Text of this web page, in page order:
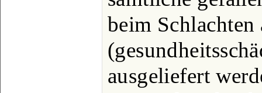
beim Schlachten
ausgeliefert